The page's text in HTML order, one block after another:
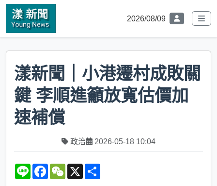
2026/08/09
漾新聞｜小港遷村成敗關
鍵 李順進籲放寬估價加
速補償
政治 2026-05-18 10:04
L
F
W
X